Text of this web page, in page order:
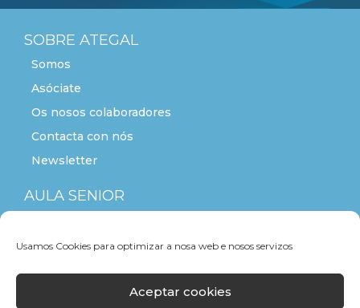
Usamos Cookies para optimizar a nosa web e nosos servizos
Aceptar cookies
SOBRE ATEGAL
Somos
Asóciate
Os nosos colaboradores
Contacta con nós
Newsletter
AULA SENIOR